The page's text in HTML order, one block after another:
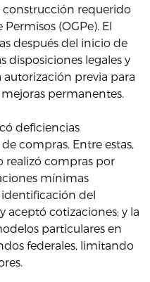
requerido
(OGPe). El
después del inicio de
disposiciones legales y
previa para
permanentes.
deficiencias
compras. Entre estas,
realizó compras por
mínimas
identificación del
aceptó cotizaciones; y la
particulares en
federales, limitando